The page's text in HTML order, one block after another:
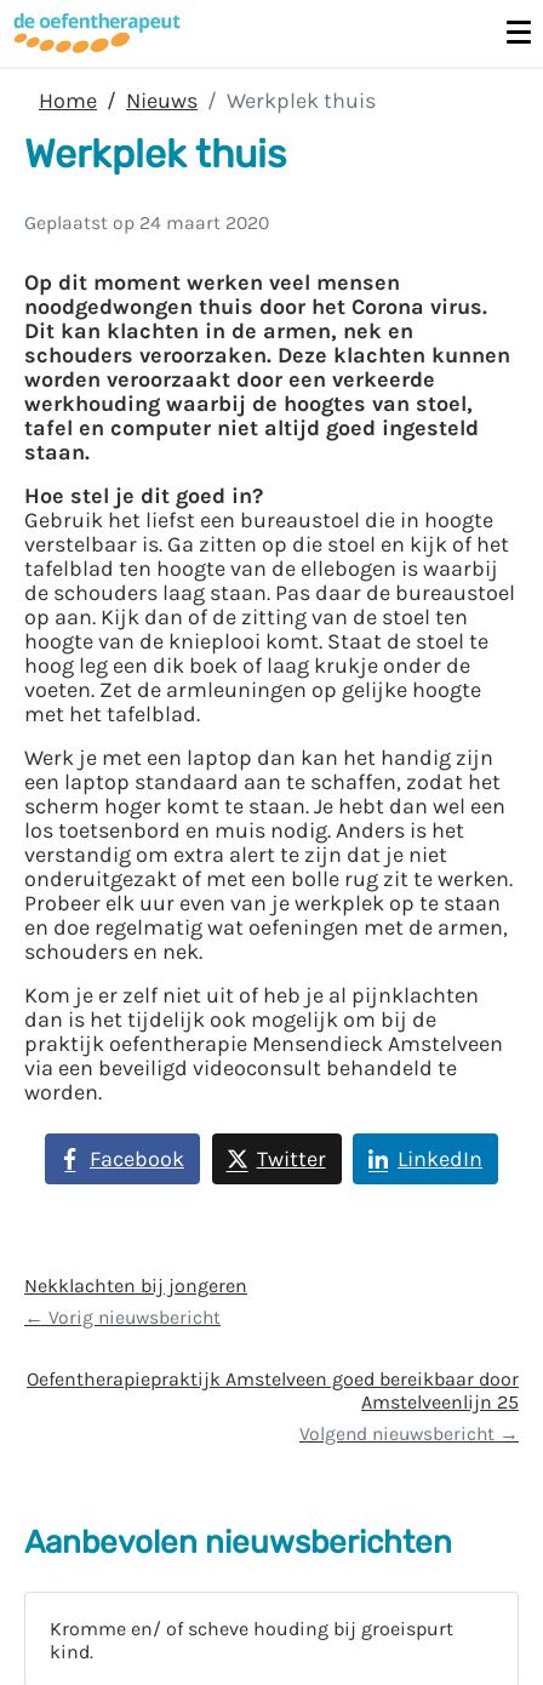
Home Nieuws Werkplek thuis
Werkplek thuis
Geplaatst op 24 maart 2020
Op dit moment werken veel mensen
noodgedwongen thuis door het Corona virus.
Dit kan klachten in de armen, nek en
schouders veroorzaken. Deze klachten kunnen
worden veroorzaakt door een verkeerde
werkhouding waarbij de hoogtes van stoel,
tafel en computer niet altijd goed ingesteld
staan.
Hoe stel je dit goed in?
Gebruik het liefst een bureaustoel die in hoogte
verstelbaar is. Ga zitten op die stoel en kijk of het
tafelblad ten hoogte van de ellebogen is waarbij
de schouders laag staan. Pas daar de bureaustoel
op aan. Kijk dan of de zitting van de stoel ten
hoogte van de knieplooi komt. Staat de stoel te
hoog leg een dik boek of laag krukje onder de
voeten. Zet de armleuningen op gelijke hoogte
met het tafelblad.
Werk je met een laptop dan kan het handig zijn
een laptop standaard aan te schaffen, zodat het
scherm hoger komt te staan. Je hebt dan wel een
los toetsenbord en muis nodig. Anders is het
verstandig om extra alert te zijn dat je niet
onderuitgezakt of met een bolle rug zit te werken.
Probeer elk uur even van je werkplek op te staan
en doe regelmatig wat oefeningen met de armen,
schouders en nek.
Kom je er zelf niet uit of heb je al pijnklachten
dan is het tijdelijk ook mogelijk om bij de
praktijk oefentherapie Mensendieck Amstelveen
via een beveiligd videoconsult behandeld te
worden.
Facebook Twitter LinkedIn
Nekklachten bij jongeren
Vorig nieuwsbericht
Oefentherapiepraktijk Amstelveen goed bereikbaar door
Amstelveenlijn 25
Volgend nieuwsbericht
Aanbevolen nieuwsberichten
Kromme en/ of scheve houding bij groeispurt
kind.